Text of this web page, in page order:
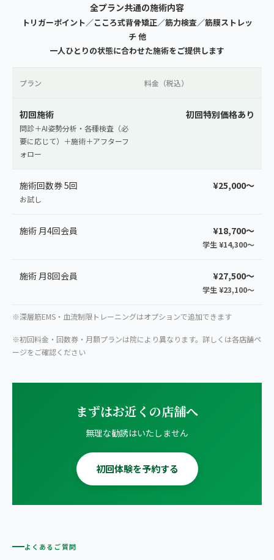
全プラン共通の施術内容
トリガーポイント／こころ式背骨矯正／筋力検査／筋膜ストレッ
チ 他
一人ひとりの状態に合わせた施術をご提供します
プラン 料金（税込）
初回施術
問診＋AI姿勢分析・各種検査（必
要に応じて）＋施術＋アフターフ
ォロー
初回特別価格あり
施術回数券 5回
お試し
¥25,000〜
施術 月4回会員 ¥18,700〜
学生 ¥14,300〜
施術 月8回会員 ¥27,500〜
学生 ¥23,100〜
※深層筋EMS・血流制限トレーニングはオプションで追加できます
※初回料金・回数券・月額プランは院により異なります。詳しくは各店舗ペ
ージをご確認ください
まずはお近くの店舗へ
無理な勧誘はいたしません
初回体験を予約する
よくあるご質問